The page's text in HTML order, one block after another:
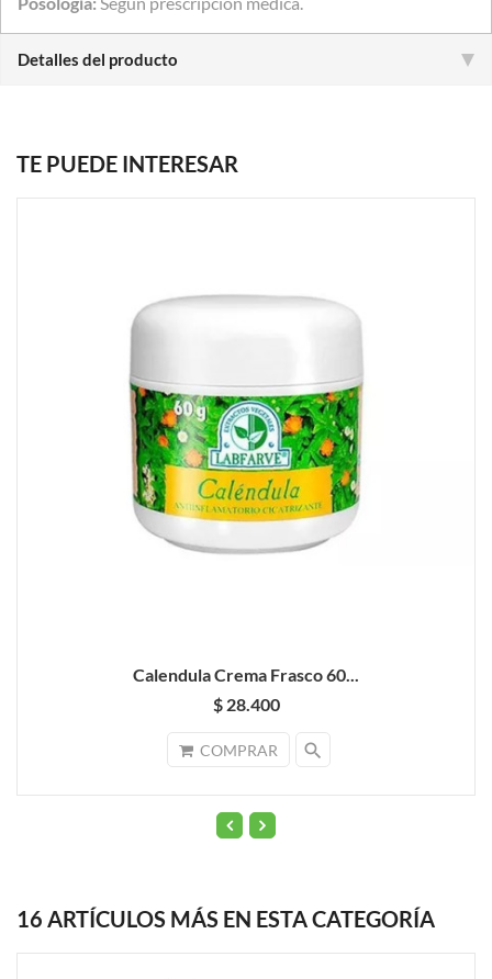
Detalles del producto
TE PUEDE INTERESAR
Calendula Crema Frasco 60...
$ 28.400
COMPRAR search
16 ARTÍCULOS MÁS EN ESTA CATEGORÍA